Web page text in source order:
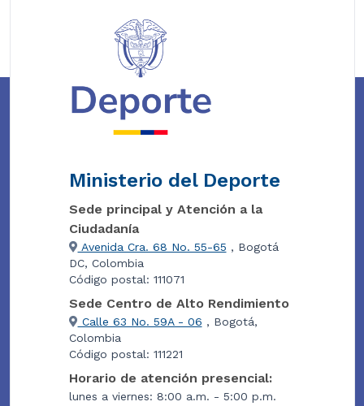
Ministerio del Deporte
Sede principal y Atención a la
Ciudadanía
Avenida Cra. 68 No. 55-65 , Bogotá
DC, Colombia
Código postal: 111071
Sede Centro de Alto Rendimiento
Calle 63 No. 59A - 06 , Bogotá,
Colombia
Código postal: 111221
Horario de atención presencial:
lunes a viernes: 8:00 a.m. - 5:00 p.m.